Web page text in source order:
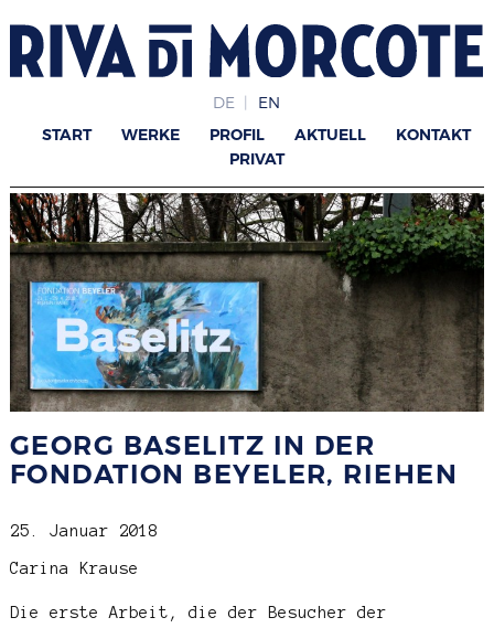
DE EN
START WERKE PROFIL AKTUELL
KONTAKT
PRIVAT
GEORG BASELITZ IN DER
FONDATION BEYELER, RIEHEN
25. Januar 2018
Carina Krause
Die erste Arbeit, die der Besucher der